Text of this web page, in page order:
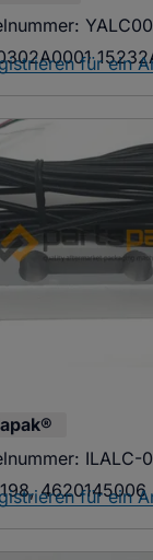
für ein
ILALC-
4620145006
für ein